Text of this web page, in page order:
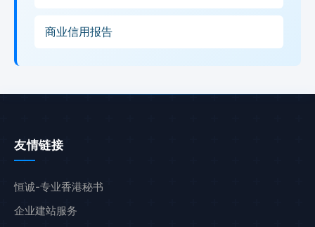
商业信用报告
友情链接
恒诚-专业香港秘书
企业建站服务